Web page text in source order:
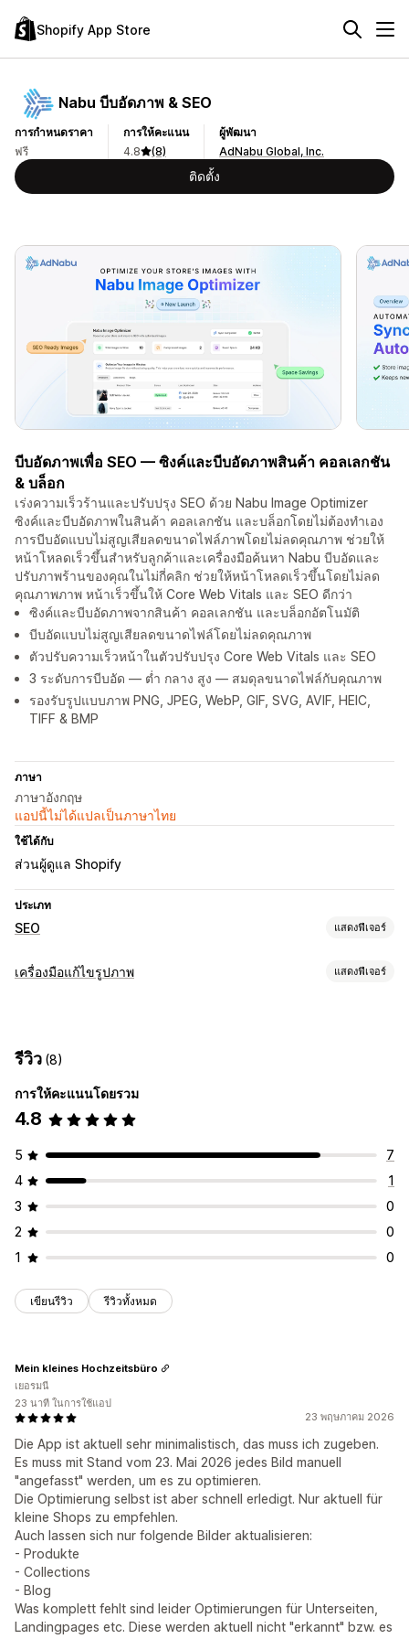
Shopify App Store
Nabu บีบอัดภาพ & SEO
การกำหนดราคา
ฟรี
การให้คะแนน
4.8
(8)
ผู้พัฒนา
AdNabu Global, Inc.
ติดตั้ง
บีบอัดภาพเพื่อ SEO — ซิงค์และบีบอัดภาพสินค้า คอลเลกชัน
& บล็อก
เร่งความเร็วร้านและปรับปรุง SEO ด้วย Nabu Image Optimizer
ซิงค์และบีบอัดภาพในสินค้า คอลเลกชัน และบล็อกโดยไม่ต้องทำเอง
การบีบอัดแบบไม่สูญเสียลดขนาดไฟล์ภาพโดยไม่ลดคุณภาพ ช่วยให้
หน้าโหลดเร็วขึ้นสำหรับลูกค้าและเครื่องมือค้นหา Nabu บีบอัดและ
ปรับภาพร้านของคุณในไม่กี่คลิก ช่วยให้หน้าโหลดเร็วขึ้นโดยไม่ลด
คุณภาพภาพ หน้าเร็วขึ้นให้ Core Web Vitals และ SEO ดีกว่า
ซิงค์และบีบอัดภาพจากสินค้า คอลเลกชัน และบล็อกอัตโนมัติ
บีบอัดแบบไม่สูญเสียลดขนาดไฟล์โดยไม่ลดคุณภาพ
ตัวปรับความเร็วหน้าในตัวปรับปรุง Core Web Vitals และ SEO
3 ระดับการบีบอัด — ต่ำ กลาง สูง — สมดุลขนาดไฟล์กับคุณภาพ
รองรับรูปแบบภาพ PNG, JPEG, WebP, GIF, SVG, AVIF, HEIC,
TIFF & BMP
ภาษา
ภาษาอังกฤษ
แอปนี้ไม่ได้แปลเป็นภาษาไทย
ใช้ได้กับ
ส่วนผู้ดูแล Shopify
ประเภท
SEO แสดงฟีเจอร์
เครื่องมือ SEO
เครื่องมือแก้ไขรูปภาพ แสดงฟีเจอร์
การอัปโหลดไฟล์ การบีบอัด
รีวิว (8)
การให้คะแนนโดยรวม
4.8
5
7
4
1
3
0
2
0
1
0
เขียนรีวิว รีวิวทั้งหมด
23 พฤษภาคม 2026
Die App ist aktuell sehr minimalistisch, das muss ich zugeben.
Es muss mit Stand vom 23. Mai 2026 jedes Bild manuell
"angefasst" werden, um es zu optimieren.
Die Optimierung selbst ist aber schnell erledigt. Nur aktuell für
kleine Shops zu empfehlen.
Auch lassen sich nur folgende Bilder aktualisieren:
- Produkte
- Collections
- Blog
Was komplett fehlt sind leider Optimierungen für Unterseiten,
Landingpages etc. Diese werden aktuell nicht "erkannt" bzw. es
Mein kleines Hochzeitsbüro
เยอรมนี
23 นาที ในการใช้แอป